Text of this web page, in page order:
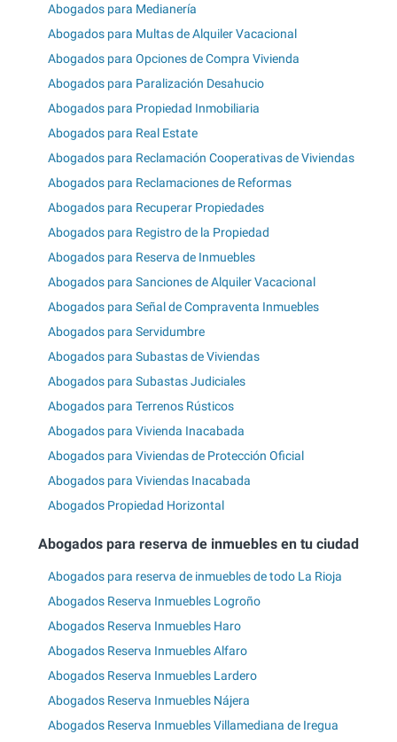
Abogados para Medianería
Abogados para Multas de Alquiler Vacacional
Abogados para Opciones de Compra Vivienda
Abogados para Paralización Desahucio
Abogados para Propiedad Inmobiliaria
Abogados para Real Estate
Abogados para Reclamación Cooperativas de Viviendas
Abogados para Reclamaciones de Reformas
Abogados para Recuperar Propiedades
Abogados para Registro de la Propiedad
Abogados para Reserva de Inmuebles
Abogados para Sanciones de Alquiler Vacacional
Abogados para Señal de Compraventa Inmuebles
Abogados para Servidumbre
Abogados para Subastas de Viviendas
Abogados para Subastas Judiciales
Abogados para Terrenos Rústicos
Abogados para Vivienda Inacabada
Abogados para Viviendas de Protección Oficial
Abogados para Viviendas Inacabada
Abogados Propiedad Horizontal
Abogados para reserva de inmuebles en tu ciudad
Abogados para reserva de inmuebles de todo La Rioja
Abogados Reserva Inmuebles Logroño
Abogados Reserva Inmuebles Haro
Abogados Reserva Inmuebles Alfaro
Abogados Reserva Inmuebles Lardero
Abogados Reserva Inmuebles Nájera
Abogados Reserva Inmuebles Villamediana de Iregua